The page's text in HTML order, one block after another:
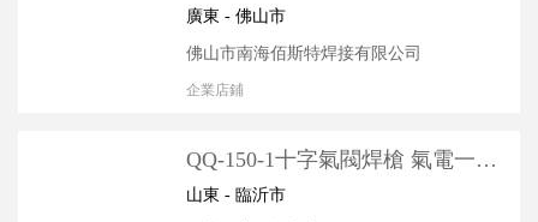
磁閥/氣閥/不帶扣非自鎖和帶反扣
廣東 - 佛山市
佛山市南海佰斯特焊接有限公司
企業店鋪
QQ-150-1十字氣閥焊槍 氣電一體
式 劃弧槍頭 不銹鋼氬弧焊槍
山東 - 臨沂市